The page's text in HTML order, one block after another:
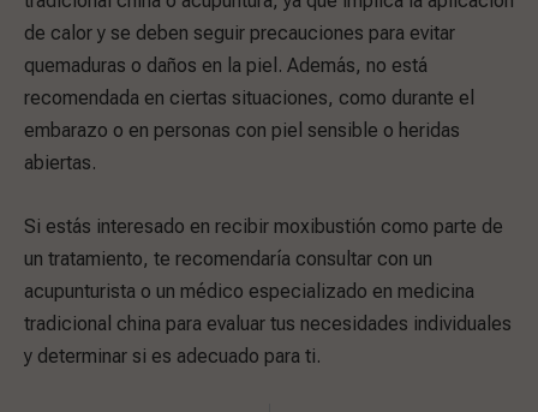
de calor y se deben seguir precauciones para evitar
quemaduras o daños en la piel. Además, no está
recomendada en ciertas situaciones, como durante el
embarazo o en personas con piel sensible o heridas
abiertas.
Si estás interesado en recibir moxibustión como parte de
un tratamiento, te recomendaría consultar con un
acupunturista o un médico especializado en medicina
tradicional china para evaluar tus necesidades individuales
y determinar si es adecuado para ti.